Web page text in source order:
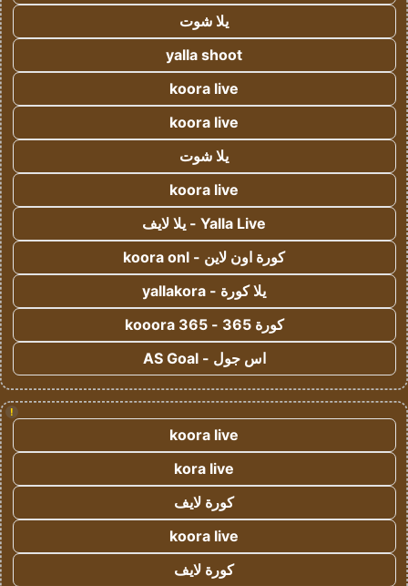
يلا شوت
yalla shoot
koora live
koora live
يلا شوت
koora live
Yalla Live - يلا لايف
كورة اون لاين - koora onl
يلا كورة - yallakora
كورة 365 - kooora 365
اس جول - AS Goal
!
koora live
kora live
كورة لايف
koora live
كورة لايف